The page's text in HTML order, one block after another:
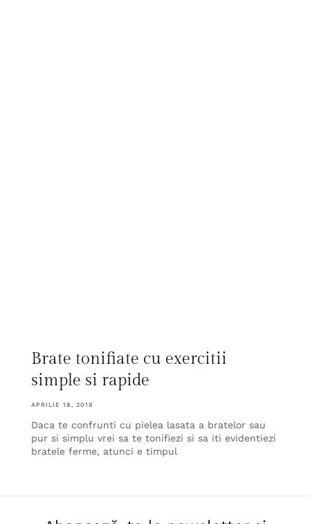
Brate tonifiate cu exercitii
simple si rapide
APRILIE 18, 2018
Daca te confrunti cu pielea lasata a bratelor sau
pur si simplu vrei sa te tonifiezi si sa iti evidentiezi
bratele ferme, atunci e timpul